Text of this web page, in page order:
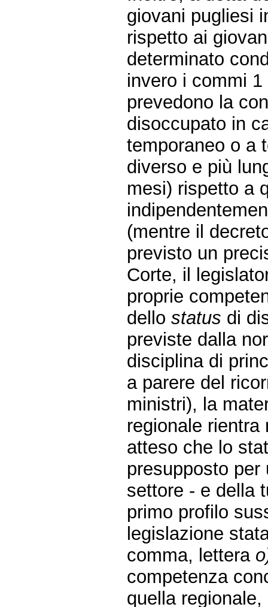
giovani pugliesi
rispetto ai
determinato
invero i commi
prevedono la
disoccupato in
temporaneo o a
diverso e più
mesi) rispetto a
(mentre il
previsto un
Corte, il
proprie
dellostatus di
previste dalla
disciplina di
a parere del
ministri), la
regionale
atteso che lo
presupposto
settore - e della
primo profilo
legislazione
comma, lettera
competenza
quella